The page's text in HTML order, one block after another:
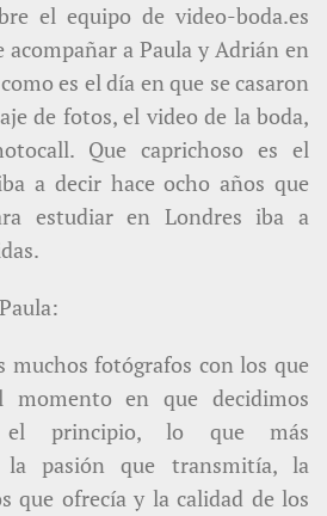
el equipo de video-boda.es
a Paula y Adrián en
es el día en que se casaron
de fotos, el video de la boda,
Que caprichoso es el
a decir hace ocho años que
estudiar en Londres iba a
muchos fotógrafos con los que
momento en que decidimos
el principio, lo que más
la pasión que transmitía, la
que ofrecía y la calidad de los